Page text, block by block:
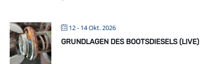
12 - 14 Okt. 2026
GRUNDLAGEN DES BOOTSDIESELS (LIVE)